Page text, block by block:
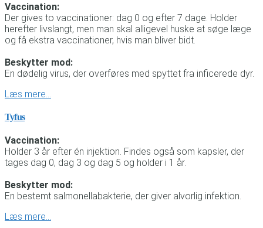
Vaccination:
Der gives to vaccinationer: dag 0 og efter 7 dage. Holder
herefter livslangt, men man skal alligevel huske at søge læge
og få ekstra vaccinationer, hvis man bliver bidt.
Beskytter mod:
En dødelig virus, der overføres med spyttet fra inficerede dyr.
Læs mere…
Tyfus
Vaccination:
Holder 3 år efter én injektion. Findes også som kapsler, der
tages dag 0, dag 3 og dag 5 og holder i 1 år.
Beskytter mod:
En bestemt salmonellabakterie, der giver alvorlig infektion.
Læs mere…